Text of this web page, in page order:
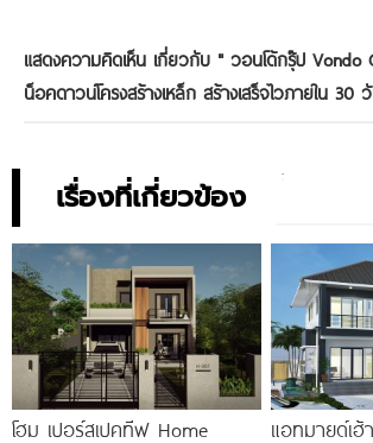
แสดงความคิดเห็น เกี่ยวกับ " วอนโด้กรุ๊ป Vondo
น็อคดาวน์โครงสร้างเหล็ก สร้างเสร็จไวภายใน 30
เรื่องที่เกี่ยวข้อง
โฮม เปอร์สเปคทีฟ Home
แอทมายด์เ